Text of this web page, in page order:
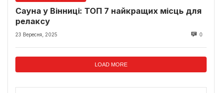
Сауна у Вінниці: ТОП 7 найкращих місць для
релаксу
23 Вересня, 2025 0
LOAD MORE